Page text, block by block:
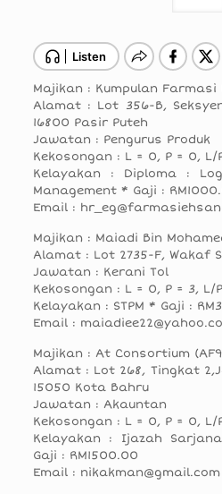
Majikan : Kumpulan Farmasi
Alamat : Lot 356-B,
16800 Pasir Puteh
Jawatan : Pengurus Produk
Kekosongan : L = 0, P = 0, L/
Kelayakan : Diploma :
Management * Gaji :
Email :
Majikan : Maiadi Bin
Alamat : Lot 2735-F, Wakaf
Jawatan : Kerani Tol
Kekosongan : L = 0, P = 3, L/
Kelayakan : STPM * Gaji :
Email :
Majikan : At Consortium
Alamat : Lot 268, Tingkat
15050 Kota Bahru
Jawatan : Akauntan
Kekosongan : L = 0, P = 0, L/
Kelayakan : Ijazah
Gaji : RM1500.00
Email : nikakman@gmail.com